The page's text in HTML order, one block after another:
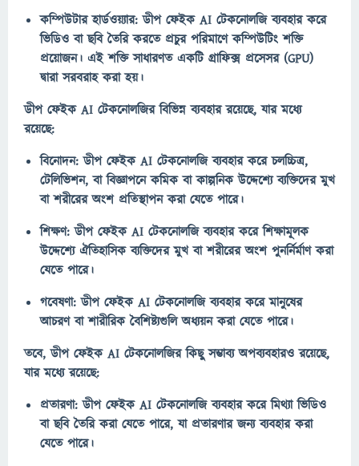
কম্পিউটার হার্ডওয়্যার: ডীপ ফেইক AI টেকনোলজি ব্যবহার করে
ভিডিও বা ছবি তৈরি করতে প্রচুর পরিমাণে কম্পিউটিং শক্তি
প্রয়োজন। এই শক্তি সাধারণত একটি গ্রাফিক্স প্রসেসর (GPU)
দ্বারা সরবরাহ করা হয়।
ডীপ ফেইক AI টেকনোলজির বিভিন্ন ব্যবহার রয়েছে, যার মধ্যে
রয়েছে:
বিনোদন: ডীপ ফেইক AI টেকনোলজি ব্যবহার করে চলচ্চিত্র,
টেলিভিশন, বা বিজ্ঞাপনে কমিক বা কাল্পনিক উদ্দেশ্যে ব্যক্তিদের মুখ
বা শরীরের অংশ প্রতিস্থাপন করা যেতে পারে।
শিক্ষণ: ডীপ ফেইক AI টেকনোলজি ব্যবহার করে শিক্ষামূলক
উদ্দেশ্যে ঐতিহাসিক ব্যক্তিদের মুখ বা শরীরের অংশ পুনর্নির্মাণ করা
যেতে পারে।
গবেষণা: ডীপ ফেইক AI টেকনোলজি ব্যবহার করে মানুষের
আচরণ বা শারীরিক বৈশিষ্ট্যগুলি অধ্যয়ন করা যেতে পারে।
তবে, ডীপ ফেইক AI টেকনোলজির কিছু সম্ভাব্য অপব্যবহারও রয়েছে,
যার মধ্যে রয়েছে:
প্রতারণা: ডীপ ফেইক AI টেকনোলজি ব্যবহার করে মিথ্যা ভিডিও
বা ছবি তৈরি করা যেতে পারে, যা প্রতারণার জন্য ব্যবহার করা
যেতে পারে।